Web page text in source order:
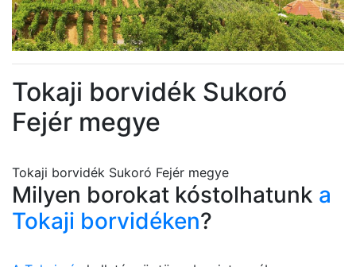
Tokaji borvidék Sukoró
Fejér megye
Tokaji borvidék Sukoró Fejér megye
Milyen borokat kóstolhatunk a
Tokaji borvidéken?